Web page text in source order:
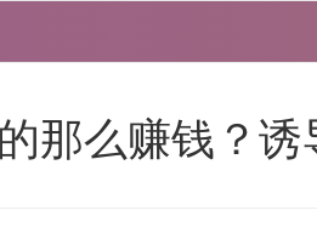
那么赚钱？诱